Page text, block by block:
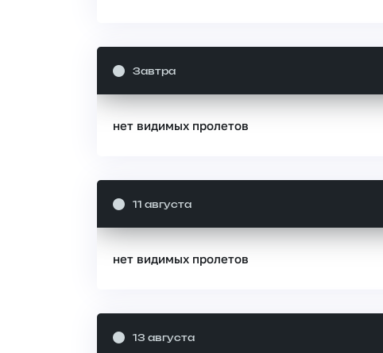
Завтра
нет видимых пролетов
11 августа
нет видимых пролетов
13 августа